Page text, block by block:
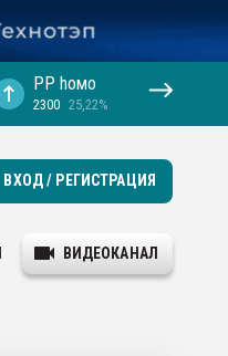
PP hомо
2300 25,22%
ВХОД / РЕГИСТРАЦИЯ
ВИДЕОКАНАЛ